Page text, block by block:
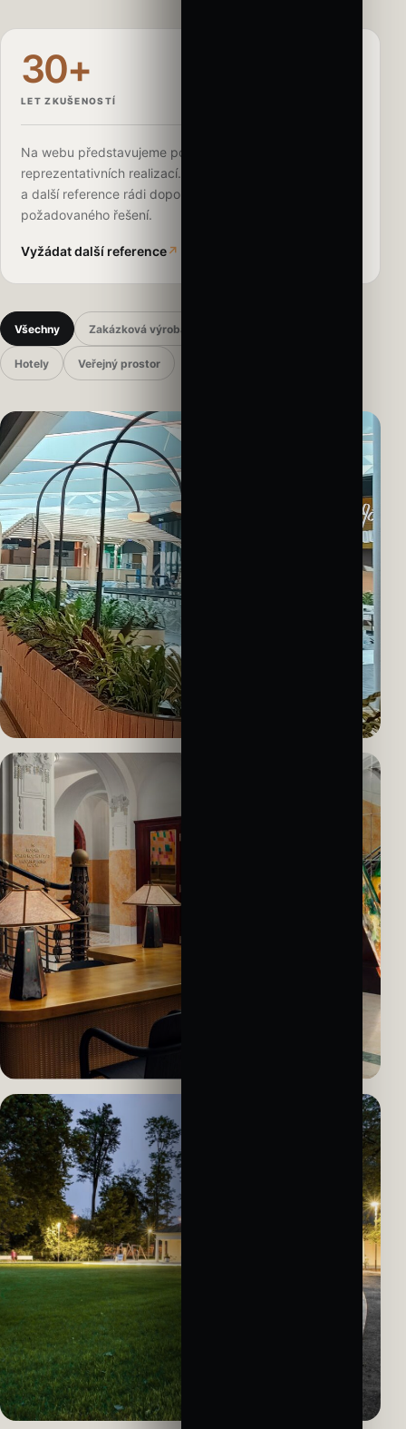
30+
LET ZKUŠENOSTÍ
Na webu představujeme pouze výběr aktuálních a
reprezentativních realizací. Portfolio firmy je výrazně širší
a další reference rádi doporučíme podle typu prostoru a
požadovaného řešení.
Vyžádat další reference↗
Všechny Zakázková výroba
Hotely Veřejný prostor
KOMERČNÍ PROSTOR · ZAKÁZKOVÁ VÝROBA
Westfield Černý Most
Oblouková svítidla vytvořená pro konkrétní část interiéru.
HOTEL · INTERIÉR
W Prague
Osvětlení reprezentativních hotelových prostor.